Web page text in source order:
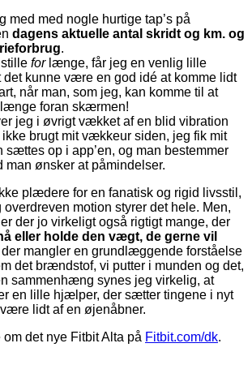
med med nogle hurtige tap’s på
dagens aktuelle antal skridt og km. og
.
forlænge, får jeg en venlig lille
det kunne være en god idé at komme lidt
når man, som jeg, kan komme til at
foran skærmen!
jeg i øvrigt vækket af en blid vibration
ikke brugt mit vækkeur siden, jeg fik mit
sættes op i app’en, og man bestemmer
man ønsker at påmindelser.
plædere for en fanatisk og rigid livsstil,
overdreven motion styrer det hele. Men,
der jo virkeligt også rigtigt mange, der
eller holde den vægt, de gerne vil
der mangler en grundlæggende forståelse
det brændstof, vi putter i munden og det,
sammenhæng synes jeg virkelig, at
en lille hjælper, der sætter tingene i nyt
lidt af en øjenåbner.
det nye Fitbit Alta på Fitbit.com/dk.